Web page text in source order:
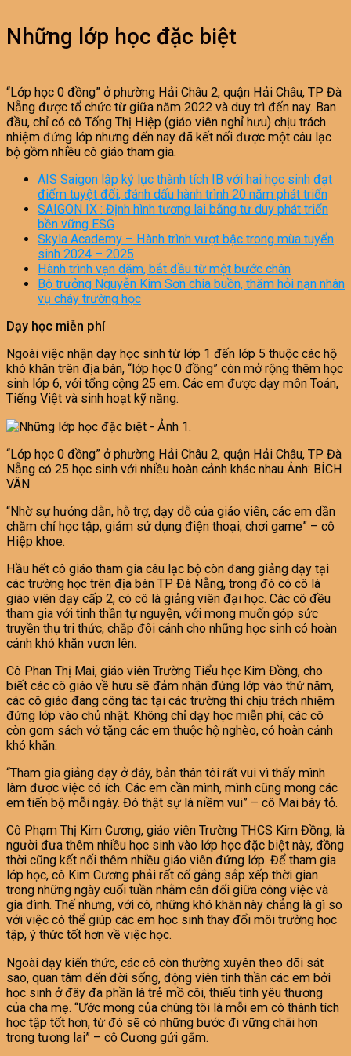
Những lớp học đặc biệt
“Lớp học 0 đồng” ở phường Hải Châu 2, quận Hải Châu, TP Đà
Nẵng được tổ chức từ giữa năm 2022 và duy trì đến nay. Ban
đầu, chỉ có cô Tống Thị Hiệp (giáo viên nghỉ hưu) chịu trách
nhiệm đứng lớp nhưng đến nay đã kết nối được một câu lạc
bộ gồm nhiều cô giáo tham gia.
AIS Saigon lập kỷ lục thành tích IB với hai học sinh đạt
điểm tuyệt đối, đánh dấu hành trình 20 năm phát triển
SAIGON IX : Định hình tương lai bằng tư duy phát triển
bền vững ESG
Skyla Academy – Hành trình vượt bậc trong mùa tuyển
sinh 2024 – 2025
Hành trình vạn dặm, bắt đầu từ một bước chân
Bộ trưởng Nguyễn Kim Sơn chia buồn, thăm hỏi nạn nhân
vụ cháy trường học
Dạy học miễn phí
Ngoài việc nhận dạy học sinh từ lớp 1 đến lớp 5 thuộc các hộ
khó khăn trên địa bàn, “lớp học 0 đồng” còn mở rộng thêm học
sinh lớp 6, với tổng cộng 25 em. Các em được dạy môn Toán,
Tiếng Việt và sinh hoạt kỹ năng.
“Lớp học 0 đồng” ở phường Hải Châu 2, quận Hải Châu, TP Đà
Nẵng có 25 học sinh với nhiều hoàn cảnh khác nhau Ảnh: BÍCH
VÂN
“Nhờ sự hướng dẫn, hỗ trợ, dạy dỗ của giáo viên, các em dần
chăm chỉ học tập, giảm sử dụng điện thoại, chơi game” – cô
Hiệp khoe.
Hầu hết cô giáo tham gia câu lạc bộ còn đang giảng dạy tại
các trường học trên địa bàn TP Đà Nẵng, trong đó có cô là
giáo viên dạy cấp 2, có cô là giảng viên đại học. Các cô đều
tham gia với tinh thần tự nguyện, với mong muốn góp sức
truyền thụ tri thức, chắp đôi cánh cho những học sinh có hoàn
cảnh khó khăn vươn lên.
Cô Phan Thị Mai, giáo viên Trường Tiểu học Kim Đồng, cho
biết các cô giáo về hưu sẽ đảm nhận đứng lớp vào thứ năm,
các cô giáo đang công tác tại các trường thì chịu trách nhiệm
đứng lớp vào chủ nhật. Không chỉ dạy học miễn phí, các cô
còn gom sách vở tặng các em thuộc hộ nghèo, có hoàn cảnh
khó khăn.
“Tham gia giảng dạy ở đây, bản thân tôi rất vui vì thấy mình
làm được việc có ích. Các em cần mình, mình cũng mong các
em tiến bộ mỗi ngày. Đó thật sự là niềm vui” – cô Mai bày tỏ.
Cô Phạm Thị Kim Cương, giáo viên Trường THCS Kim Đồng, là
người đưa thêm nhiều học sinh vào lớp học đặc biệt này, đồng
thời cũng kết nối thêm nhiều giáo viên đứng lớp. Để tham gia
lớp học, cô Kim Cương phải rất cố gắng sắp xếp thời gian
trong những ngày cuối tuần nhằm cân đối giữa công việc và
gia đình. Thế nhưng, với cô, những khó khăn này chẳng là gì so
với việc có thể giúp các em học sinh thay đổi môi trường học
tập, ý thức tốt hơn về việc học.
Ngoài dạy kiến thức, các cô còn thường xuyên theo dõi sát
sao, quan tâm đến đời sống, động viên tinh thần các em bởi
học sinh ở đây đa phần là trẻ mồ côi, thiếu tình yêu thương
của cha mẹ. “Ước mong của chúng tôi là mỗi em có thành tích
học tập tốt hơn, từ đó sẽ có những bước đi vững chãi hơn
trong tương lai” – cô Cương gửi gắm.